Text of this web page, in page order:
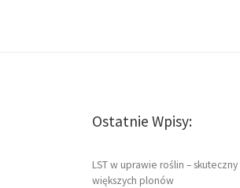
Ostatnie Wpisy:
LST w uprawie roślin –
większych plonów